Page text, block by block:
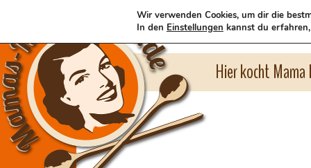
Hier kocht
Wir verwenden Cookies, um dir die
In den Einstellungen kannst du